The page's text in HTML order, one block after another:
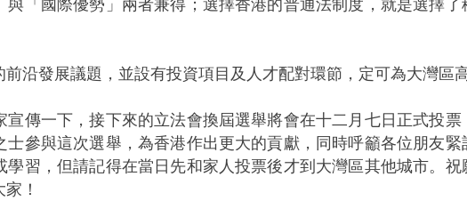
發展議題，並設有投資項目及人才配對環節，定可為大灣區高
一下，接下來的立法會換屆選舉將會在十二月七日正式投票
參與這次選舉，為香港作出更大的貢獻，同時呼籲各位朋友
學習，但請記得在當日先和家人投票後才到大灣區其他城市。
！